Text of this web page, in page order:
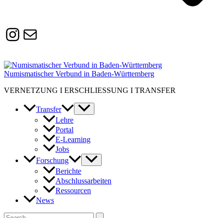
Instagram
Susanne.Boerner@zaw.uni-
heidelberg.de
Numismatischer Verbund in Baden-Württemberg
VERNETZUNG I ERSCHLIESSUNG I TRANSFER
Transfer
Lehre
Portal
E-Learning
Jobs
Forschung
Berichte
Abschlussarbeiten
Ressourcen
News